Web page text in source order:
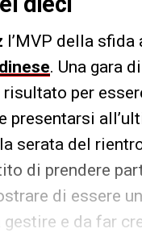
l’MVP della
. Una gara
risultato per
presentarsi
serata del
di prendere
di essere
gestire e da far